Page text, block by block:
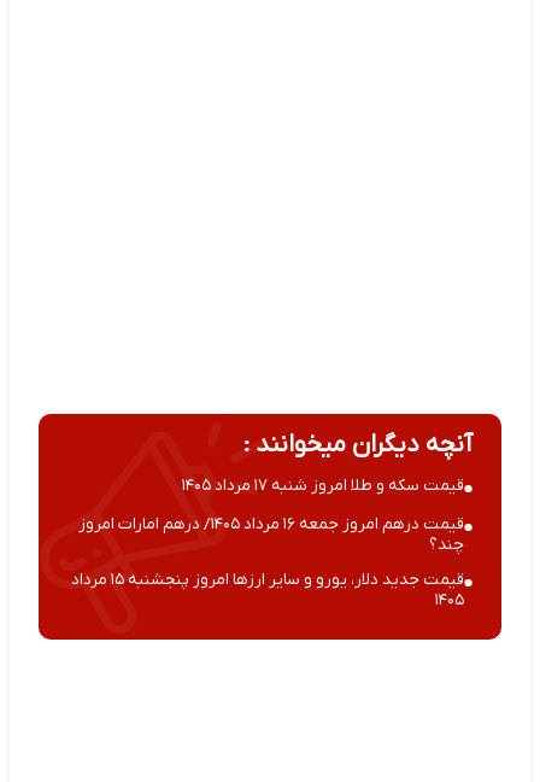
آنچه دیگران میخوانند :
قیمت سکه و طلا امروز شنبه ۱۷ مرداد ۱۴۰۵
قیمت درهم امروز جمعه ۱۶ مرداد ۱۴۰۵/ درهم امارات امروز
چند؟
قیمت جدید دلار، یورو و سایر ارزها امروز پنجشنبه ۱۵ مرداد
۱۴۰۵